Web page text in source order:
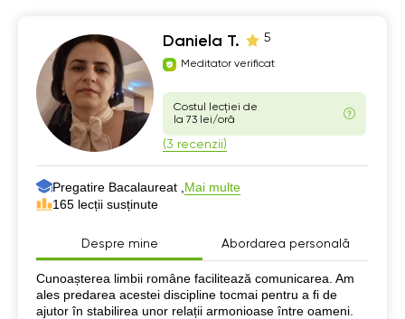
Daniela T. 5
Meditator verificat
Costul lecției de
la 73 lei/oră
(3 recenzii)
Pregatire Bacalaureat , Mai multe
165 lecții susținute
Despre mine Abordarea personală
Despre mine
Cunoașterea limbii române facilitează comunicarea. Am
ales predarea acestei discipline tocmai pentru a fi de
ajutor în stabilirea unor relații armonioase între oameni.